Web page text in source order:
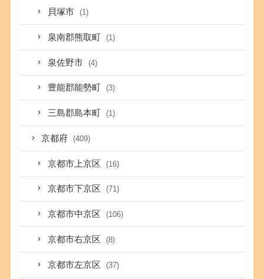
貝塚市 (1)
泉南郡熊取町 (1)
泉佐野市 (4)
豊能郡能勢町 (3)
三島郡島本町 (1)
京都府 (409)
京都市上京区 (16)
京都市下京区 (71)
京都市中京区 (106)
京都市右京区 (8)
京都市左京区 (37)